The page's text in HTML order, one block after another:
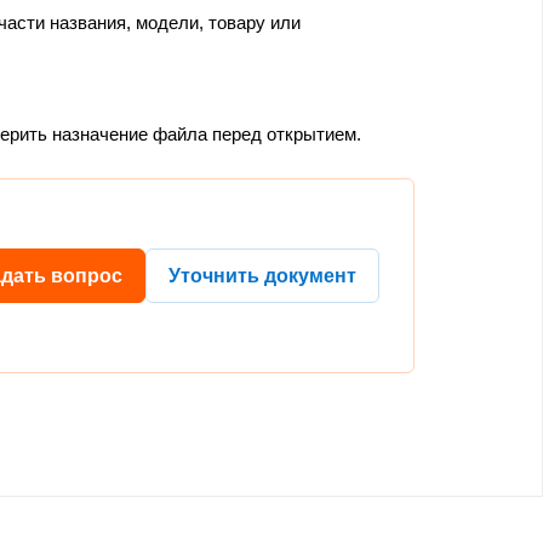
названия, модели, товару или
назначение файла перед открытием.
вопрос Уточнить документ